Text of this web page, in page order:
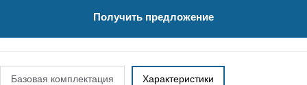
Получить предложение
Базовая комплектация Характеристики